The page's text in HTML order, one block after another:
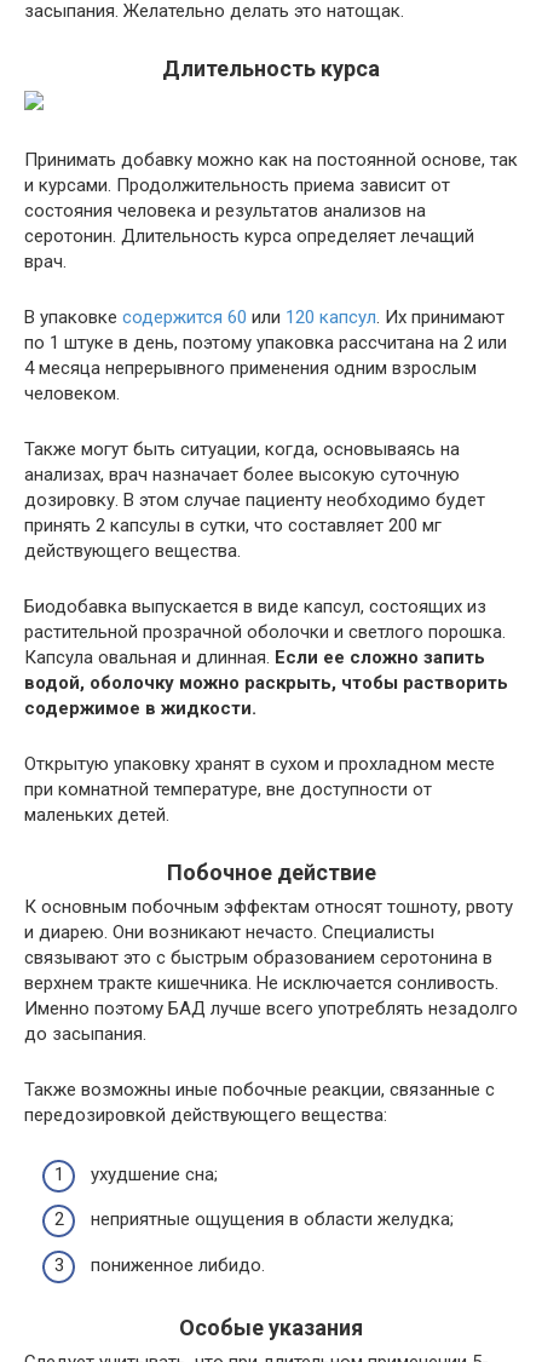
засыпания. Желательно делать это натощак.
Длительность курса
Принимать добавку можно как на постоянной основе, так
и курсами. Продолжительность приема зависит от
состояния человека и результатов анализов на
серотонин. Длительность курса определяет лечащий
врач.
В упаковке содержится 60 или 120 капсул. Их принимают
по 1 штуке в день, поэтому упаковка рассчитана на 2 или
4 месяца непрерывного применения одним взрослым
человеком.
Также могут быть ситуации, когда, основываясь на
анализах, врач назначает более высокую суточную
дозировку. В этом случае пациенту необходимо будет
принять 2 капсулы в сутки, что составляет 200 мг
действующего вещества.
Биодобавка выпускается в виде капсул, состоящих из
растительной прозрачной оболочки и светлого порошка.
Капсула овальная и длинная. Если ее сложно запить
водой, оболочку можно раскрыть, чтобы растворить
содержимое в жидкости.
Открытую упаковку хранят в сухом и прохладном месте
при комнатной температуре, вне доступности от
маленьких детей.
Побочное действие
К основным побочным эффектам относят тошноту, рвоту
и диарею. Они возникают нечасто. Специалисты
связывают это с быстрым образованием серотонина в
верхнем тракте кишечника. Не исключается сонливость.
Именно поэтому БАД лучше всего употреблять незадолго
до засыпания.
Также возможны иные побочные реакции, связанные с
передозировкой действующего вещества:
ухудшение сна;
неприятные ощущения в области желудка;
пониженное либидо.
Особые указания